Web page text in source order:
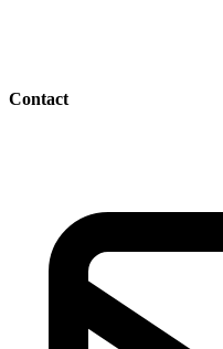
Contact